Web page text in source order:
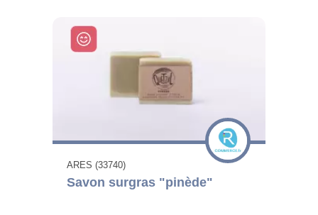
ARES (33740)
Savon surgras "pinède"